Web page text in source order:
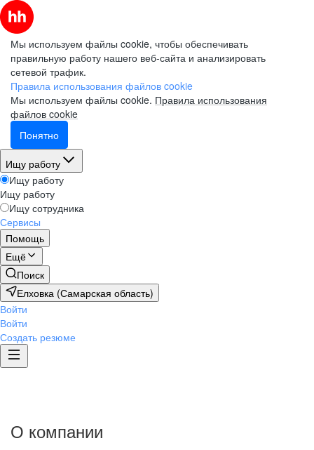
Мы используем файлы cookie, чтобы обеспечивать
правильную работу нашего веб-сайта и анализировать
сетевой трафик.
Правила использования файлов cookie
Мы используем файлы cookie. Правила использования
файлов cookie
Понятно
Ищу работу
Ищу работу
Ищу работу
Ищу сотрудника
Сервисы
Помощь
Ещё
Поиск
Елховка (Самарская область)
Войти
Войти
Создать резюме
О компании